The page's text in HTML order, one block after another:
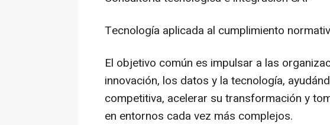
Tecnología aplicada al cumplimiento
El objetivo común es impulsar a las
innovación, los datos y la tecnología,
competitiva, acelerar su transformación y
en entornos cada vez más complejos.